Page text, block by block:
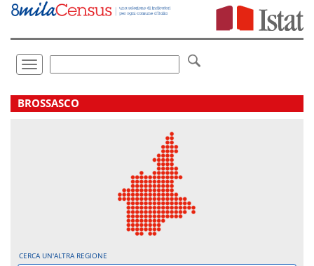
Vai
direttamente
Toggle
navigation
.
BROSSASCO
CERCA UN'ALTRA REGIONE